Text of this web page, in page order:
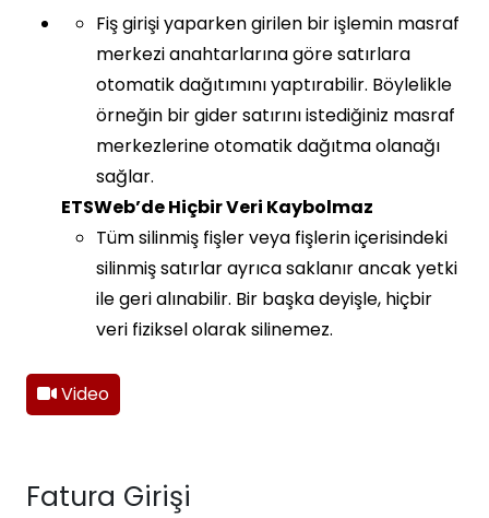
Fiş girişi yaparken girilen bir işlemin masraf
merkezi anahtarlarına göre satırlara
otomatik dağıtımını yaptırabilir. Böylelikle
örneğin bir gider satırını istediğiniz masraf
merkezlerine otomatik dağıtma olanağı
sağlar.
ETSWeb’de Hiçbir Veri Kaybolmaz
Tüm silinmiş fişler veya fişlerin içerisindeki
silinmiş satırlar ayrıca saklanır ancak yetki
ile geri alınabilir. Bir başka deyişle, hiçbir
veri fiziksel olarak silinemez.
Video
Fatura Girişi